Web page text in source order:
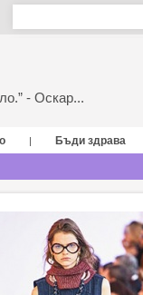
- Оскар...
| Бъди здрава